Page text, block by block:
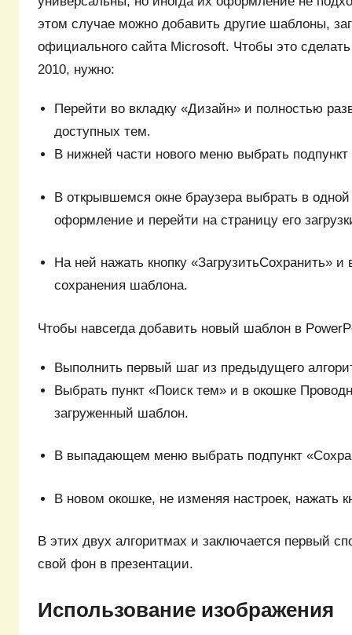
этом случае можно добавить другие шаблоны,
официального сайта Microsoft. Чтобы это
2010, нужно:
Перейти во вкладку «Дизайн» и полностью
доступных тем.
В нижней части нового меню выбрать
В открывшемся окне браузера выбрать в одной
оформление и перейти на страницу его
На ней нажать кнопку «ЗагрузитьСохранить»
сохранения шаблона.
Чтобы навсегда добавить новый шаблон в
Выполнить первый шаг из предыдущего
Выбрать пункт «Поиск тем» и в окошке
загруженный шаблон.
В выпадающем меню выбрать подпункт
В новом окошке, не изменяя настроек, нажать
В этих двух алгоритмах и заключается первый
свой фон в презентации.
Использование изображения